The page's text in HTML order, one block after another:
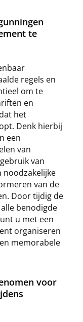
te
regels en
om te
en
het
Denk hierbij
een
van
van
van de
Door tijdig de
benodigde
u met een
organiseren
memorabele
voor